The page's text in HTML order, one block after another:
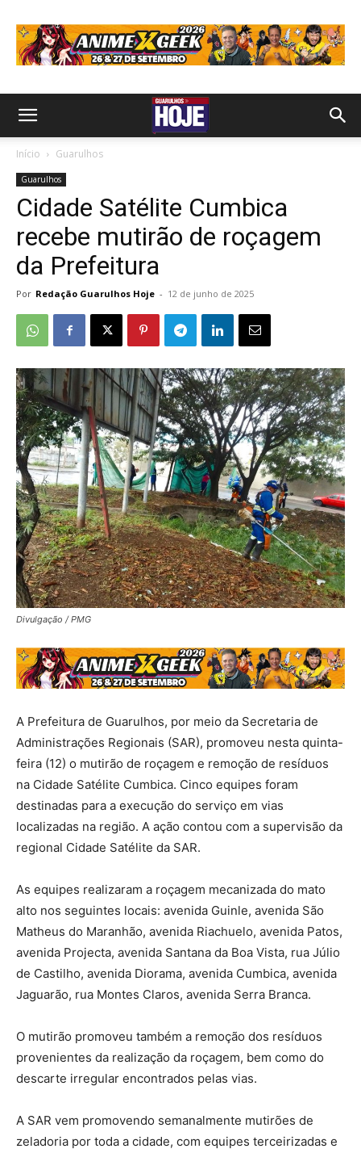
Início Guarulhos
Guarulhos
Cidade Satélite Cumbica
recebe mutirão de roçagem
da Prefeitura
Por Redação Guarulhos Hoje - 12 de junho de 2025
Divulgação / PMG
A Prefeitura de Guarulhos, por meio da Secretaria de
Administrações Regionais (SAR), promoveu nesta quinta-
feira (12) o mutirão de roçagem e remoção de resíduos
na Cidade Satélite Cumbica. Cinco equipes foram
destinadas para a execução do serviço em vias
localizadas na região. A ação contou com a supervisão da
regional Cidade Satélite da SAR.
As equipes realizaram a roçagem mecanizada do mato
alto nos seguintes locais: avenida Guinle, avenida São
Matheus do Maranhão, avenida Riachuelo, avenida Patos,
avenida Projecta, avenida Santana da Boa Vista, rua Júlio
de Castilho, avenida Diorama, avenida Cumbica, avenida
Jaguarão, rua Montes Claros, avenida Serra Branca.
O mutirão promoveu também a remoção dos resíduos
provenientes da realização da roçagem, bem como do
descarte irregular encontrados pelas vias.
A SAR vem promovendo semanalmente mutirões de
zeladoria por toda a cidade, com equipes terceirizadas e